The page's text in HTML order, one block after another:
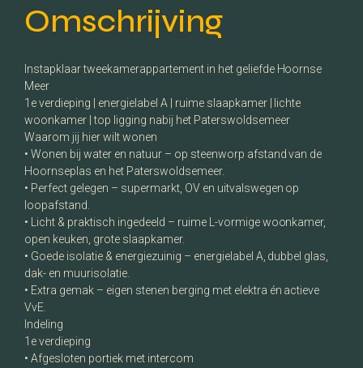
Omschrijving
Instapklaar tweekamerappartement in het geliefde Hoornse
Meer
1e verdieping | energielabel A | ruime slaapkamer | lichte
woonkamer | top ligging nabij het Paterswoldsemeer
Waarom jij hier wilt wonen
• Wonen bij water en natuur – op steenworp afstand van de
Hoornseplas en het Paterswoldsemeer.
• Perfect gelegen – supermarkt, OV en uitvalswegen op
loopafstand.
• Licht & praktisch ingedeeld – ruime L-vormige woonkamer,
open keuken, grote slaapkamer.
• Goede isolatie & energiezuinig – energielabel A, dubbel glas,
dak- en muurisolatie.
• Extra gemak – eigen stenen berging met elektra én actieve
VvE.
Indeling
1e verdieping
• Afgesloten portiek met intercom